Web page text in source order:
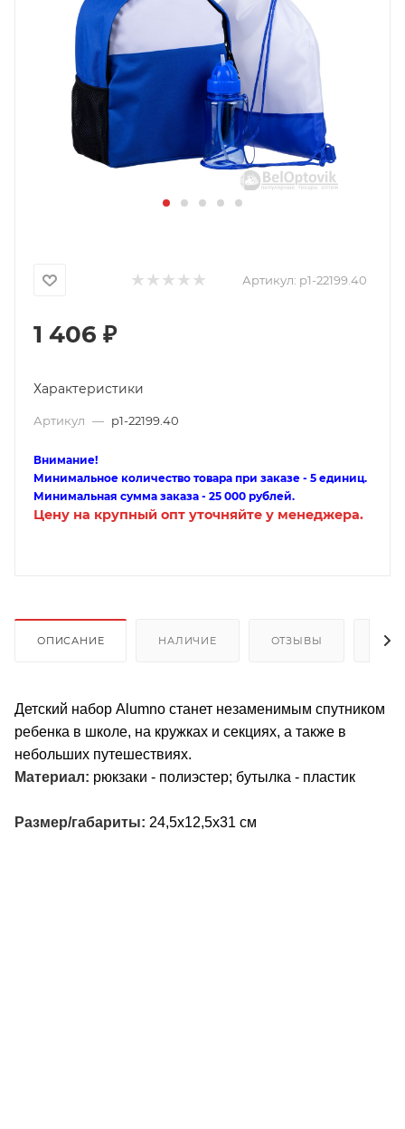
Артикул: p1-22199.40
1 406 ₽
Характеристики
Артикул — p1-22199.40
Внимание!
Минимальное количество товара при заказе - 5 единиц.
Минимальная сумма заказа - 25 000 рублей.
Цену на крупный опт уточняйте у менеджера.
ОПИСАНИЕ НАЛИЧИЕ ОТЗЫВЫ
Детский набор Alumno станет незаменимым спутником
ребенка в школе, на кружках и секциях, а также в
небольших путешествиях.
Материал: рюкзаки - полиэстер; бутылка - пластик
Размер/габариты: 24,5х12,5х31 см